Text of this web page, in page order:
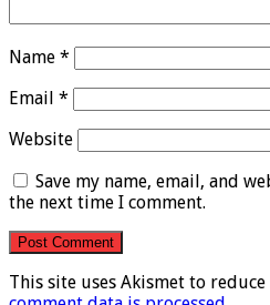
Name *
Email *
Website
Save my name, email, and
the next time I comment.
This site uses Akismet to reduce